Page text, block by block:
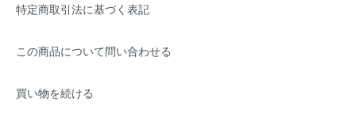
特定商取引法に基づく表記
この商品について問い合わせる
買い物を続ける